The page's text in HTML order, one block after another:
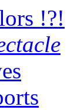
!?!